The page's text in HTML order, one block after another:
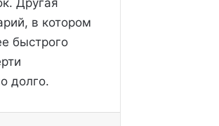
Другая
в котором
быстрого
долго.